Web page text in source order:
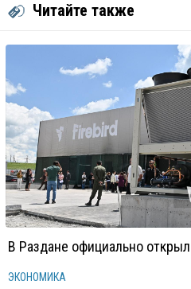
Читайте также
В Раздане официально
ЭКОНОМИКА